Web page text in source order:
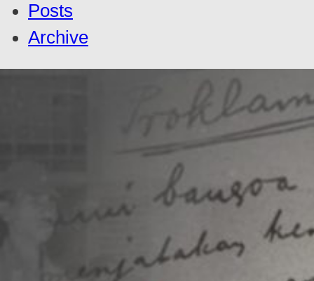
Posts
Archive